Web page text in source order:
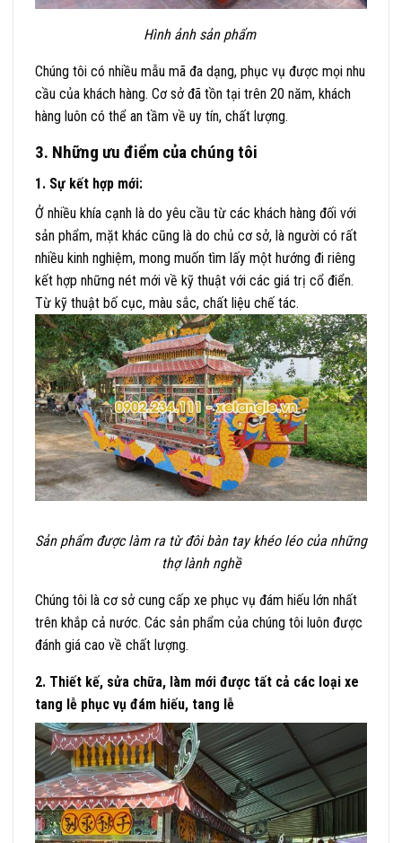
Hình ảnh sản phẩm
Chúng tôi có nhiều mẫu mã đa dạng, phục vụ được mọi nhu
cầu của khách hàng. Cơ sở đã tồn tại trên 20 năm, khách
hàng luôn có thể an tầm về uy tín, chất lượng.
3. Những ưu điểm của chúng tôi
1. Sự kết hợp mới:
Ở nhiều khía cạnh là do yêu cầu từ các khách hàng đối với
sản phẩm, mặt khác cũng là do chủ cơ sở, là người có rất
nhiều kinh nghiệm, mong muốn tìm lấy một hướng đi riêng
kết hợp những nét mới về kỹ thuật với các giá trị cổ điển.
Từ kỹ thuật bố cục, màu sắc, chất liệu chế tác.
Sản phẩm được làm ra từ đôi bàn tay khéo léo của những
thợ lành nghề
Chúng tôi là cơ sở cung cấp xe phục vụ đám hiếu lớn nhất
trên khắp cả nước. Các sản phẩm của chúng tôi luôn được
đánh giá cao về chất lượng.
2. Thiết kế, sửa chữa, làm mới được tất cả các loại xe
tang lễ phục vụ đám hiếu, tang lễ